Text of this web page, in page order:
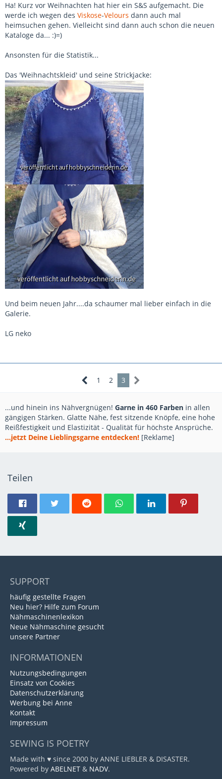
Ha! Kurz vor Weihnachten hat hier ein S&S aufgemacht. Die
werde ich wegen des Viskose-Velours dann auch mal
heimsuchen gehen. Vielleicht sind dann auch schon die neuen
Kataloge da... :)=)
Ansonsten für die Statistik...
Das 'Weihnachtskleid' und seine Strickjacke:
Und beim neuen Jahr....da schaumer mal lieber einfach in die
Galerie.
LG neko
1 2 3
...und hinein ins Nähvergnügen! Garne in 460 Farben in allen
gängigen Stärken. Glatte Nähe, fest sitzende Knöpfe, eine hohe
Reißfestigkeit und Elastizität - Qualität für höchste Ansprüche.
...jetzt Deine Lieblingsgarne entdecken! [Reklame]
Teilen
SUPPORT
häufig gestellte Fragen
Neu hier? Hilfe zum Forum
Nähmaschinenlexikon
Neue Nähmaschine gesucht
unsere Partner
INFORMATIONEN
Nutzungsbedingungen
Einsatz von Cookies
Datenschutzerklärung
Werbung bei Anne
Kontakt
Impressum
SEWING IS POETRY
Made with ♥ since 2000 by ANNE LIEBLER & DISASTER.
Powered by ABELNET & NADV.